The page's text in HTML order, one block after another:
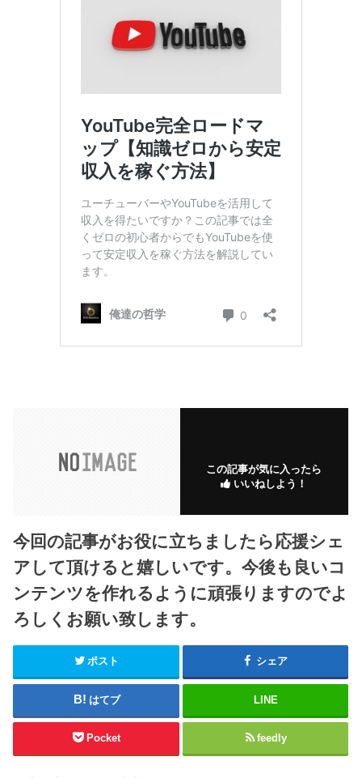
この記事が気に入ったら
いいねしよう！
今回の記事がお役に立ちましたら応援シェ
アして頂けると嬉しいです。今後も良いコ
ンテンツを作れるように頑張りますのでよ
ろしくお願い致します。
ポスト シェア
はてブ LINE
Pocket feedly